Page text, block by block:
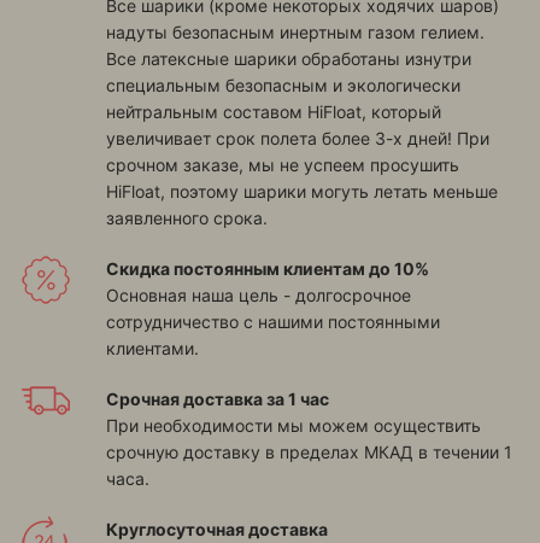
Все шарики (кроме некоторых ходячих шаров)
надуты безопасным инертным газом гелием.
Все латексные шарики обработаны изнутри
специальным безопасным и экологически
нейтральным составом HiFloat, который
увеличивает срок полета более 3-х дней! При
срочном заказе, мы не успеем просушить
HiFloat, поэтому шарики могуть летать меньше
заявленного срока.
Скидка постоянным клиентам до 10%
Основная наша цель - долгосрочное
сотрудничество с нашими постоянными
клиентами.
Срочная доставка за 1 час
При необходимости мы можем осуществить
срочную доставку в пределах МКАД в течении 1
часа.
Круглосуточная доставка